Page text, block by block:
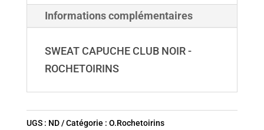
CLUB
NOIR
Informations complémentaires
SWEAT CAPUCHE CLUB NOIR -
ROCHETOIRINS
UGS : ND Catégorie : O.Rochetoirins